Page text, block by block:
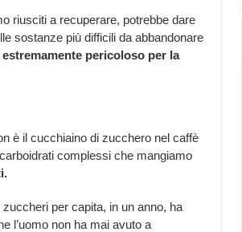
riusciti a recuperare, potrebbe dare
sostanze più difficili da abbandonare
estremamente pericoloso per la
è il cucchiaino di zucchero nel caffè
complessi che mangiamo
per capita, in un anno, ha
l’uomo non ha mai avuto a